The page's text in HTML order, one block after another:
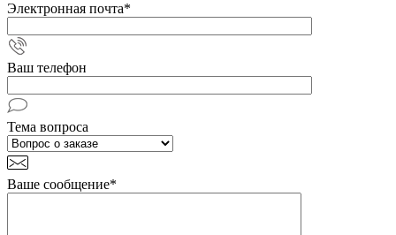
Электронная почта*
Ваш телефон
Тема вопроса
Ваше сообщение*